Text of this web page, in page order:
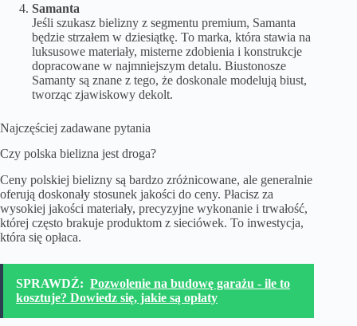
Samanta
Jeśli szukasz bielizny z segmentu premium, Samanta
będzie strzałem w dziesiątkę. To marka, która stawia na
luksusowe materiały, misterne zdobienia i konstrukcje
dopracowane w najmniejszym detalu. Biustonosze
Samanty są znane z tego, że doskonale modelują biust,
tworząc zjawiskowy dekolt.
Najczęściej zadawane pytania
Czy polska bielizna jest droga?
Ceny polskiej bielizny są bardzo zróżnicowane, ale generalnie
oferują doskonały stosunek jakości do ceny. Płacisz za
wysokiej jakości materiały, precyzyjne wykonanie i trwałość,
której często brakuje produktom z sieciówek. To inwestycja,
która się opłaca.
SPRAWDŹ: Pozwolenie na budowę garażu - ile to
kosztuje? Dowiedz się, jakie są opłaty